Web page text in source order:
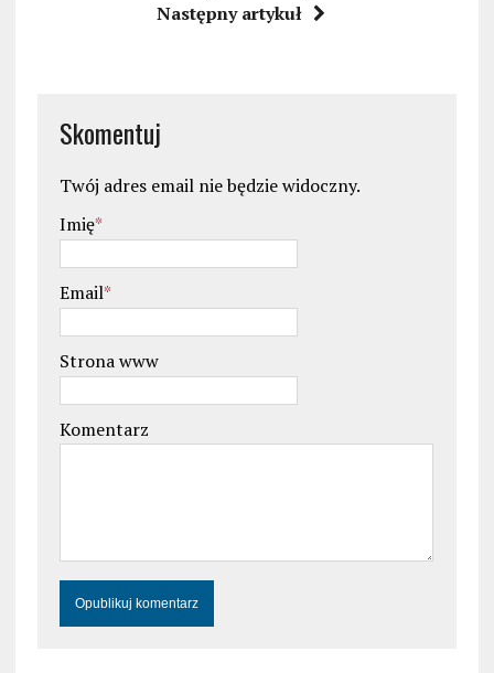
Następny artykuł
Skomentuj
Twój adres email nie będzie widoczny.
Imię*
Email*
Strona www
Komentarz